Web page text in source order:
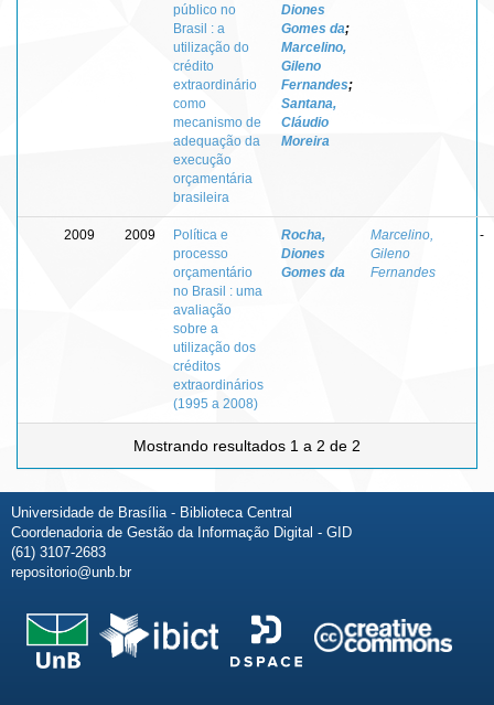
público no
Brasil : a
utilização do
crédito
extraordinário
como
mecanismo de
adequação da
execução
orçamentária
brasileira
Diones
Gomes da;
Marcelino,
Gileno
Fernandes;
Santana,
Cláudio
Moreira
2009 2009
Política e
processo
orçamentário
no Brasil : uma
avaliação
sobre a
utilização dos
créditos
extraordinários
(1995 a 2008)
Rocha,
Diones
Gomes da
Marcelino,
Gileno
Fernandes
-
Mostrando resultados 1 a 2 de 2
Universidade de Brasília - Biblioteca Central
Coordenadoria de Gestão da Informação Digital - GID
(61) 3107-2683
repositorio@unb.br